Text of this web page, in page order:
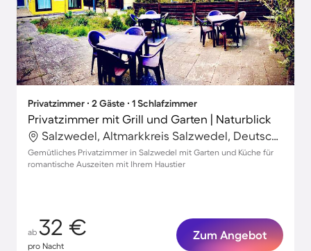
Privatzimmer ∙ 2 Gäste ∙ 1 Schlafzimmer
Privatzimmer mit Grill und Garten | Naturblick
Salzwedel, Altmarkkreis Salzwedel, Deutschland
Gemütliches Privatzimmer in Salzwedel mit Garten und Küche für
romantische Auszeiten mit Ihrem Haustier
ab 32 €
pro Nacht
Zum Angebot